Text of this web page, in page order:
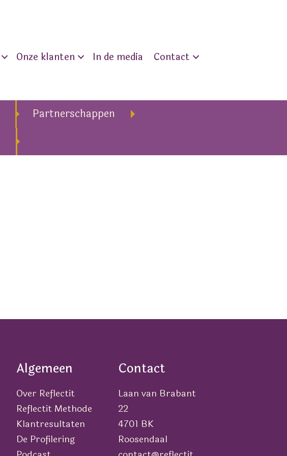
Onze klanten In de media Contact
Partnerschappen
Algemeen
Over Reflectit
Reflectit Methode
Klantresultaten
De Profilering
Contact
Laan van Brabant
22
4701 BK
Roosendaal